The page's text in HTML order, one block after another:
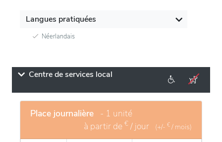
Langues pratiquées
Néerlandais
Centre de services local
Place journalière - 1 unité
à partir de € / jour (+/- € / mois)